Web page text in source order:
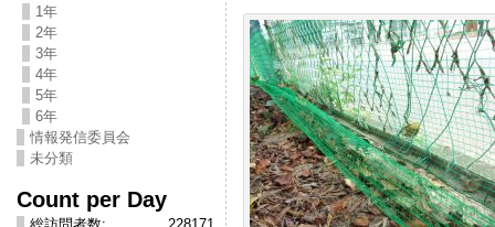
1年
2年
3年
4年
5年
6年
情報発信委員会
未分類
Count per Day